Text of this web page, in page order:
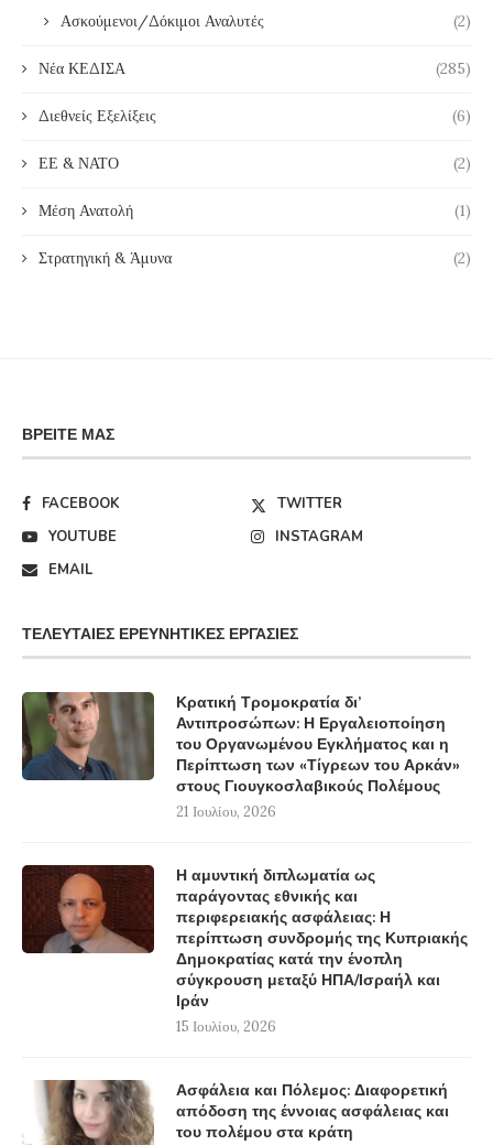
Ασκούμενοι/Δόκιμοι Αναλυτές (2)
Νέα ΚΕΔΙΣΑ (285)
Διεθνείς Εξελίξεις (6)
ΕΕ & ΝΑΤΟ (2)
Μέση Ανατολή (1)
Στρατηγική & Άμυνα (2)
ΒΡΕΊΤΕ ΜΑΣ
FACEBOOK
TWITTER
YOUTUBE
INSTAGRAM
EMAIL
ΤΕΛΕΥΤΑΊΕΣ ΕΡΕΥΝΗΤΙΚΈΣ ΕΡΓΑΣΊΕΣ
Κρατική Τρομοκρατία δι’
Αντιπροσώπων: Η Εργαλειοποίηση
του Οργανωμένου Εγκλήματος και η
Περίπτωση των «Τίγρεων του Αρκάν»
στους Γιουγκοσλαβικούς Πολέμους
21 Ιουλίου, 2026
Η αμυντική διπλωματία ως
παράγοντας εθνικής και
περιφερειακής ασφάλειας: Η
περίπτωση συνδρομής της Κυπριακής
Δημοκρατίας κατά την ένοπλη
σύγκρουση μεταξύ ΗΠΑ/Ισραήλ και
Ιράν
15 Ιουλίου, 2026
Ασφάλεια και Πόλεμος: Διαφορετική
απόδοση της έννοιας ασφάλειας και
του πολέμου στα κράτη